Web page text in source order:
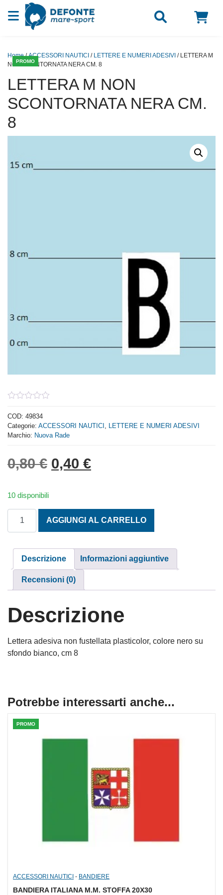
Vai al contenuto
PROMO
Home/ACCESSORI NAUTICI / LETTERE E NUMERI ADESIVI / LETTERA M
NON SCONTORNATA NERA CM. 8
LETTERA M NON
SCONTORNATA NERA CM.
8
out
of
5
COD: 49834
Categorie: ACCESSORI NAUTICI
LETTERE E NUMERI ADESIVI
Marchio: Nuova Rade
0,80€ Il prezzo originale era:
0,40 €Il prezzo attuale è:
10 disponibili
AGGIUNGI AL CARRELLO
Descrizione Informazioni aggiuntive
Recensioni (0)
Descrizione
Lettera adesiva non fustellata plasticolor, colore nero su
sfondo bianco, cm 8
Potrebbe interessarti anche...
PROMO
ACCESSORI NAUTICI - BANDIERE
BANDIERA ITALIANA M.M. STOFFA 20X30